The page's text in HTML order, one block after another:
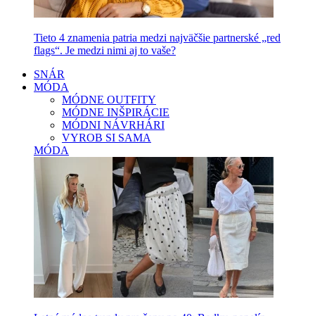
Tieto 4 znamenia patria medzi najväčšie partnerské „red
flags“. Je medzi nimi aj to vaše?
SNÁR
MÓDA
MÓDNE OUTFITY
MÓDNE INŠPIRÁCIE
MÓDNI NÁVRHÁRI
VYROB SI SAMA
MÓDA